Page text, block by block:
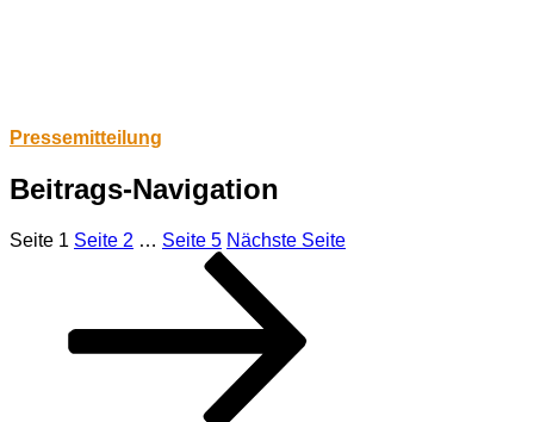
Pressemitteilung
Beitrags-Navigation
Seite 1 Seite 2 … Seite 5 Nächste Seite